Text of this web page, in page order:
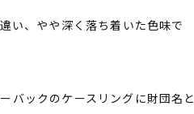
い、やや深く落ち着いた色味で
バックのケースリングに財団名と